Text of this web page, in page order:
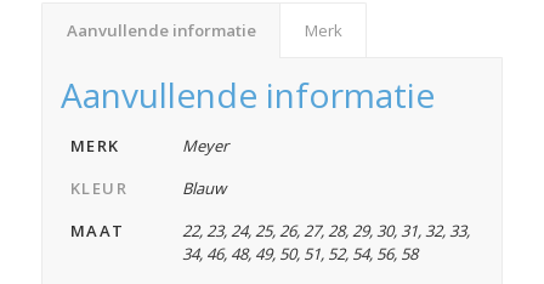
Aanvullende informatie Merk
Aanvullende informatie
MERK
Meyer
KLEUR
Blauw
MAAT
22,23,24,25,26,27,28,29,30,31,32,33,
34, 46, 48, 49, 50, 51, 52, 54, 56, 58